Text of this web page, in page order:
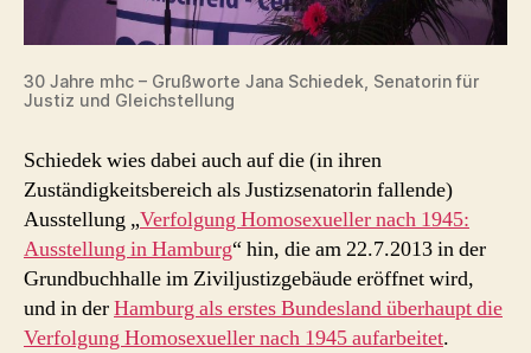
30 Jahre mhc – Grußworte Jana Schiedek, Senatorin für
Justiz und Gleichstellung
Schiedek wies dabei auch auf die (in ihren
Zuständigkeitsbereich als Justizsenatorin fallende)
Ausstellung „Verfolgung Homosexueller nach 1945:
Ausstellung in Hamburg“ hin, die am 22.7.2013 in der
Grundbuchhalle im Ziviljustizgebäude eröffnet wird,
und in derHamburg als erstes Bundesland überhaupt die
Verfolgung Homosexuellernach 1945 aufarbeitet.